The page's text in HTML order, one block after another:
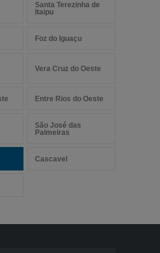
Santa Terezinha de
Itaipu
Foz do Iguaçu
Vera Cruz do Oeste
Entre Rios do Oeste
São José das
Palmeiras
Cascavel